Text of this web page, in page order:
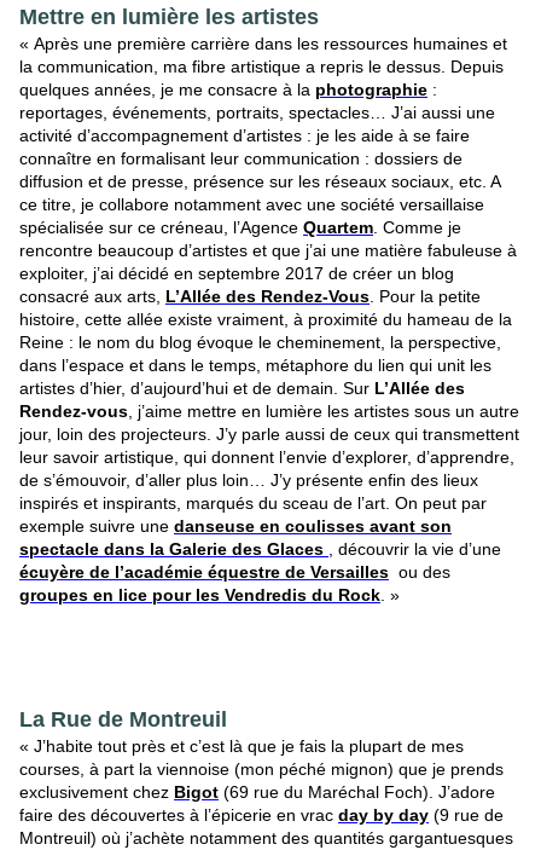
Mettre en lumière les artistes
« Après une première carrière dans les ressources humaines et
la communication, ma fibre artistique a repris le dessus. Depuis
quelques années, je me consacre à la photographie :
reportages, événements, portraits, spectacles… J’ai aussi une
activité d’accompagnement d’artistes : je les aide à se faire
connaître en formalisant leur communication : dossiers de
diffusion et de presse, présence sur les réseaux sociaux, etc. A
ce titre, je collabore notamment avec une société versaillaise
spécialisée sur ce créneau,
l’Agence Quartem . Comme je
rencontre beaucoup d’artistes et que j’ai une matière fabuleuse à
exploiter, j’ai décidé en septembre 2017 de créer un blog
consacré aux arts, L’Allée des Rendez-Vous . Pour la petite
histoire, cette allée existe vraiment, à proximité du hameau de la
Reine : le nom du blog évoque le cheminement, la perspective,
dans l’espace et dans le temps, métaphore du lien qui unit les
artistes d’hier, d’aujourd’hui et de demain. Sur L’Allée des
Rendez-vous , j’aime mettre en lumière les artistes sous un autre
jour, loin des projecteurs. J’y parle aussi de ceux qui transmettent
leur savoir artistique, qui donnent l’envie d’explorer, d’apprendre,
de s’émouvoir, d’aller plus loin… J’y présente enfin des lieux
inspirés et inspirants, marqués du sceau de l’art. On peut par
exemple suivre une danseuse en coulisses avant son
spectacle dans la Galerie des Glaces
, découvrir la vie d’une
écuyère de l’académie équestre de Versailles ou des
groupes en lice pour les Vendredis du Rock . »
La Rue de Montreuil
« J’habite tout près et c’est là que je fais la plupart de mes
courses, à part la viennoise (mon péché mignon) que je prends
exclusivement chez Bigot (69 rue du Maréchal Foch). J’adore
faire des découvertes à l’épicerie en vrac day by day (9 rue de
Montreuil) où j’achète notamment des quantités gargantuesques